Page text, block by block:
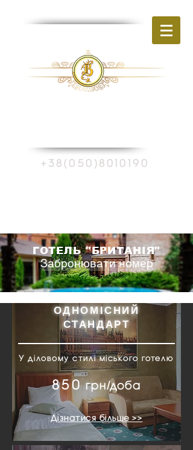
готель
вул. Шевченко, 270
+38(050)8010190
ГОТЕЛЬ "БРИТАНІЯ"
Забронювати номер
ОДНОМІСНИЙ
СТАНДАРТ
Дізнатися більше >>
У діловому стилі міського готелю
850грн/доба